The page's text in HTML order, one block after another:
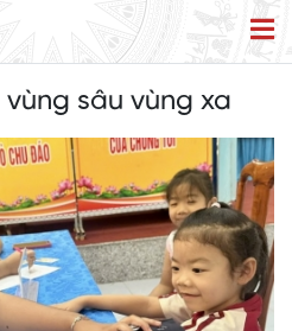
vùng sâu vùng xa